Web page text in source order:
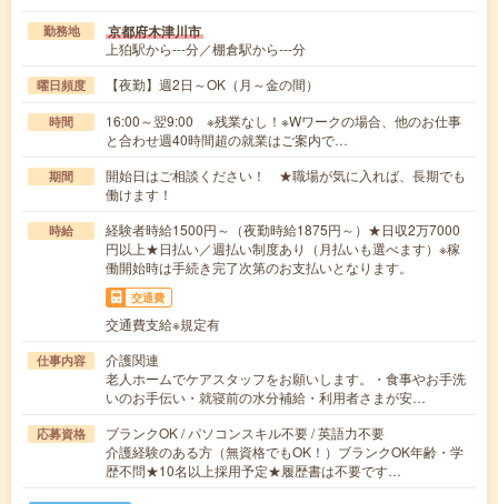
勤務地 京都府木津川市
上狛駅から---分／棚倉駅から---分
曜日頻度 【夜勤】週2日～OK（月～金の間）
時間
16:00～翌9:00 ※残業なし！※Wワークの場合、他のお仕事
と合わせ週40時間超の就業はご案内で…
期間
開始日はご相談ください！ ★職場が気に入れば、長期でも
働けます！
時給
経験者時給1500円～（夜勤時給1875円～）★日収2万7000
円以上★日払い／週払い制度あり（月払いも選べます）※稼
働開始時は手続き完了次第のお支払いとなります。
交通費
交通費支給※規定有
仕事内容
介護関連
老人ホームでケアスタッフをお願いします。・食事やお手洗
いのお手伝い・就寝前の水分補給・利用者さまが安…
応募資格
ブランクOK / パソコンスキル不要 / 英語力不要
介護経験のある方（無資格でもOK！）ブランクOK年齢・学
歴不問★10名以上採用予定★履歴書は不要です…